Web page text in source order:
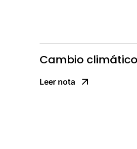
Cambio
Leer nota